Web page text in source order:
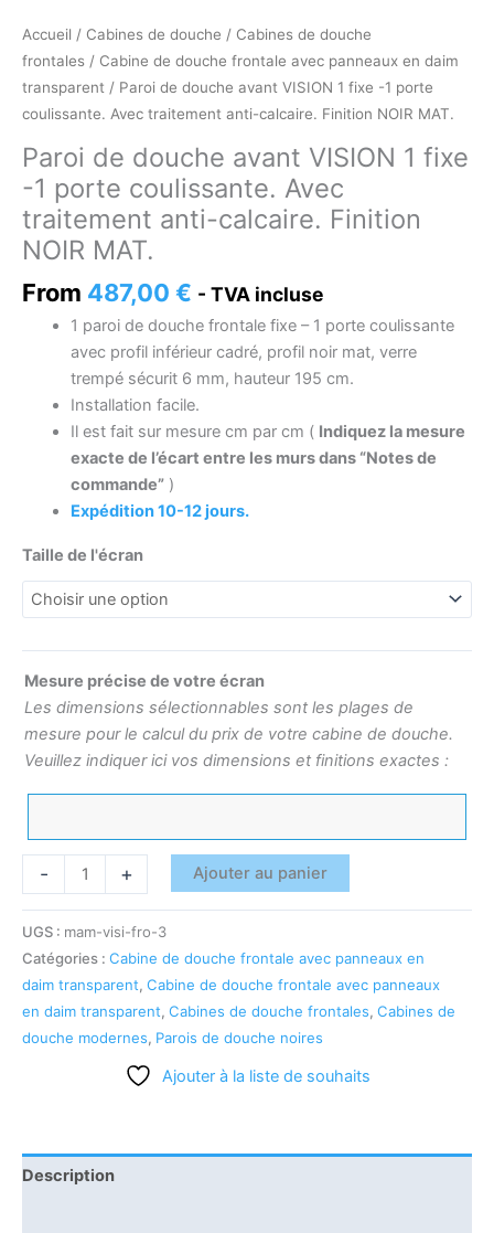
Accueil / Cabines de douche / Cabines de douche
frontales / Cabine de douche frontale avec panneaux en daim
transparent / Paroi de douche avant VISION 1 fixe -1 porte
coulissante. Avec traitement anti-calcaire. Finition NOIR MAT.
Paroi de douche avant VISION 1 fixe
-1 porte coulissante. Avec
traitement anti-calcaire. Finition
NOIR MAT.
From 487,00 € - TVA incluse
1 paroi de douche frontale fixe – 1 porte coulissante
avec profil inférieur cadré, profil noir mat, verre
trempé sécurit 6 mm, hauteur 195 cm.
Installation facile.
Il est fait sur mesure cm par cm ( Indiquez la mesure
exacte de l’écart entre les murs dans “Notes de
commande”)
Expédition 10-12 jours.
Taille de l'écran
Mesure précise de votre écran
Les dimensions sélectionnables sont les plages de
mesure pour le calcul du prix de votre cabine de douche.
Veuillez indiquer ici vos dimensions et finitions exactes :
-
MAT.
+ Ajouter au panier
UGS : mam-visi-fro-3
Catégories : Cabine de douche frontale avec panneaux en
daim transparent, Cabine de douche frontale avec panneaux
en daim transparent, Cabines de douche frontales, Cabines de
douche modernes, Parois de douche noires
Ajouter à la liste de souhaits
Description